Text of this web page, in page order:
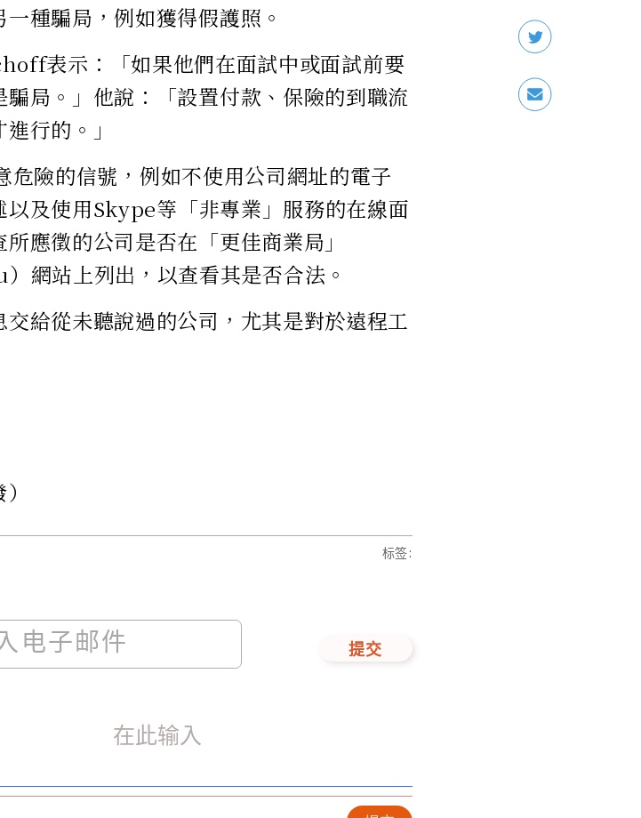
種騙局，例如獲得假護照。
表示：「如果他們在面試中或面試前要
局。」他說：「設置付款、保險的到職流
行的。」
險的信號，例如不使用公司網址的電子
及使用Skype等「非專業」服務的在線面
應徵的公司是否在「更佳商業局」
網站上列出，以查看其是否合法。
給從未聽說過的公司，尤其是對於遠程工
提交
标签: